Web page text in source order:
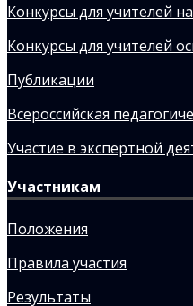
Конкурсы для учителей
Конкурсы для учителей
Публикации
Всероссийская
Участие в экспертной
Участникам
Положения
Правила участия
Результаты